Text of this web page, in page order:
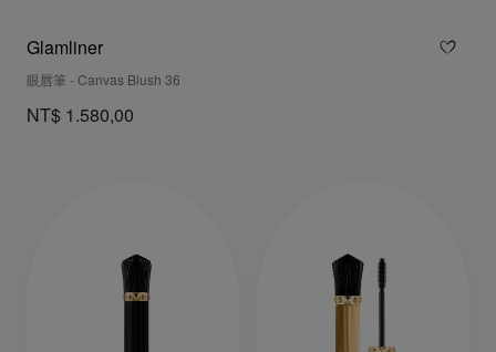
Glamliner
眼唇筆 - Canvas Blush 36
NT$ 1.580,00